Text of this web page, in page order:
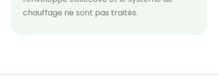
chauffage ne sont pas traités.